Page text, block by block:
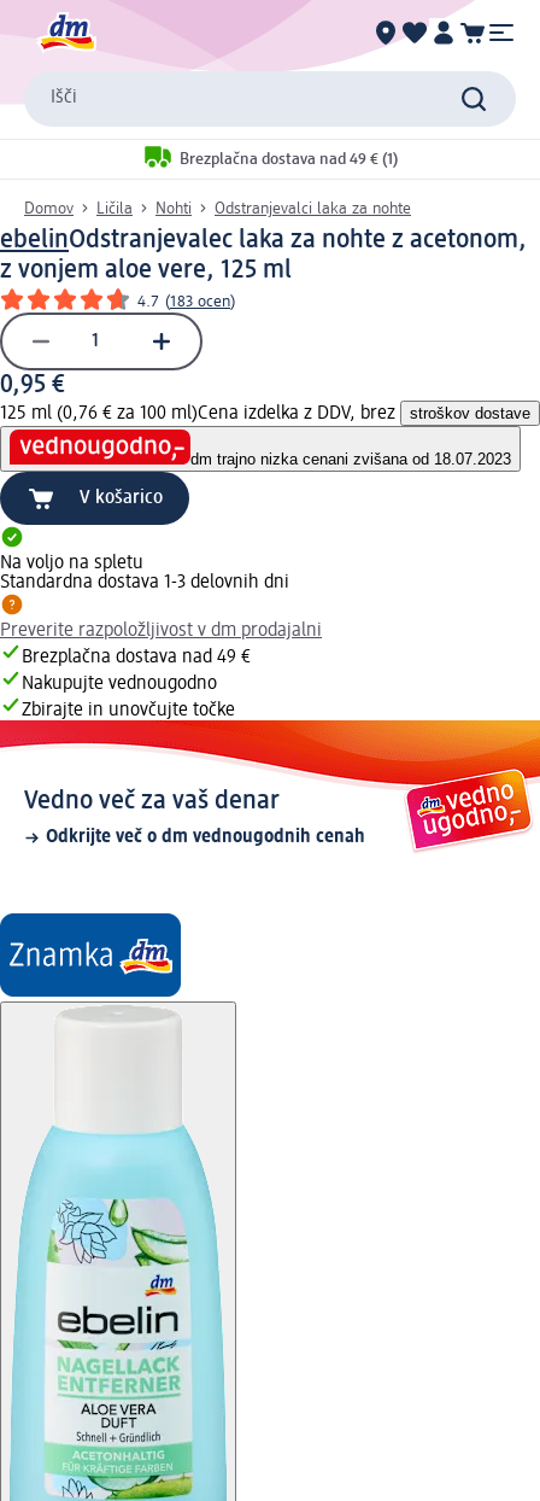
Išči
Brezplačna dostava nad 49 € (1)
Domov Ličila Nohti Odstranjevalci laka za nohte
ebelinOdstranjevalec laka za nohte z acetonom,
z vonjem aloe vere, 125 ml
4.7 (183 ocen)
0,95 €
125 ml (0,76 € za 100 ml)Cena izdelka z DDV, brez stroškov dostave
dm trajno nizka cenani zvišana od 18.07.2023
V košarico
Na voljo na spletu
Standardna dostava 1-3 delovnih dni
Preverite razpoložljivost v dm prodajalni
Brezplačna dostava nad 49 €
Nakupujte vednougodno
Zbirajte in unovčujte točke
Vedno več za vaš denar
Odkrijte več o dm vednougodnih cenah